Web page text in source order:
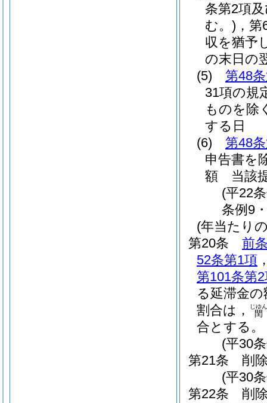
条第2項
む。) ，
収を猶予
の末日の
(5)
第48
31項の規
ものを除
する日
(6)
第48
申告書を
額 当該
(平22
条例9
(年当たり
第20条
前
52条第1項
第101条第
る延滞金
割合は，
閏
じゆん
合とする。
(平30
第21条
削
(平30
第22条
削